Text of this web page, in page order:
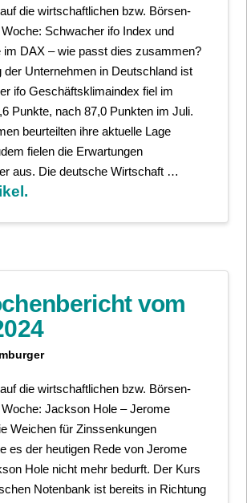
die wirtschaftlichen bzw. Börsen-
Schwacher ifo Index und
im DAX – wie passt dies zusammen?
der Unternehmen in Deutschland ist
ifo Geschäftsklimaindex fiel im
Punkte, nach 87,0 Punkten im Juli.
beurteilten ihre aktuelle Lage
fielen die Erwartungen
aus. Die deutsche Wirtschaft …
vom
die wirtschaftlichen bzw. Börsen-
Jackson Hole – Jerome
Weichen für Zinssenkungen
es der heutigen Rede von Jerome
Hole nicht mehr bedurft. Der Kurs
Notenbank ist bereits in Richtung